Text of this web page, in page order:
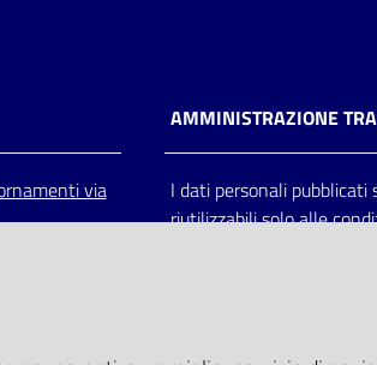
via
AMMINISTRAZIONE
I dati personali pubblicati
riutilizzabili solo alle